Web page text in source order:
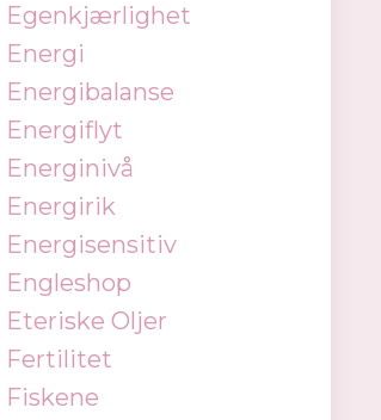
Egenkjærlighet
Energi
Energibalanse
Energiflyt
Energinivå
Energirik
Energisensitiv
Engleshop
Eteriske Oljer
Fertilitet
Fiskene